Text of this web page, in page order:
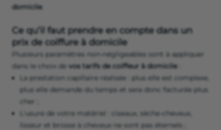
domicile.
Ce qu’il faut prendre en compte dans un
prix de coiffure à domicile
Plusieurs paramètres non-négligeables sont à appliquer
dans le choix de vos tarifs de coiffeur à domicile:
La prestation capillaire réalisée : plus elle est complexe,
plus elle demande du temps et sera donc facturée plus
cher ;
L'usure de votre matériel : ciseaux, sèche-cheveux,
lisseur et brosse à cheveux ne sont pas éternels ;